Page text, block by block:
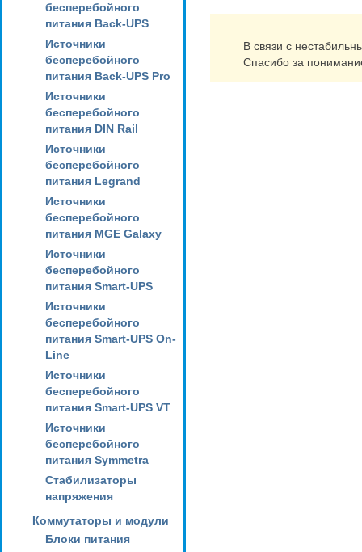
бесперебойного
питания Back-UPS
Источники
бесперебойного
питания Back-UPS Pro
Источники
бесперебойного
питания DIN Rail
Источники
бесперебойного
питания Legrand
Источники
бесперебойного
питания MGE Galaxy
Источники
бесперебойного
питания Smart-UPS
Источники
бесперебойного
питания Smart-UPS On-
Line
Источники
бесперебойного
питания Smart-UPS VT
Источники
бесперебойного
питания Symmetra
Стабилизаторы
напряжения
Коммутаторы и модули
Блоки питания
В связи с
Спасибо за